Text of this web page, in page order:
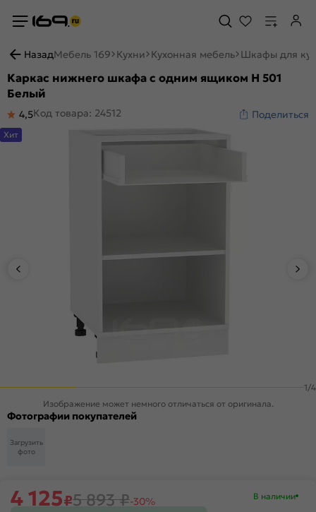
НазадМебель 169 Кухни Кухонная мебель Шкафы для
Каркас нижнего шкафа с одним ящиком Н 501
Белый
4,5Код товара: 24512 Поделиться
1/4
Хит
Изображение может немного отличаться от оригинала.
Фотографии покупателей
Загрузить
фото
4 125₽5 893₽-30% В наличии